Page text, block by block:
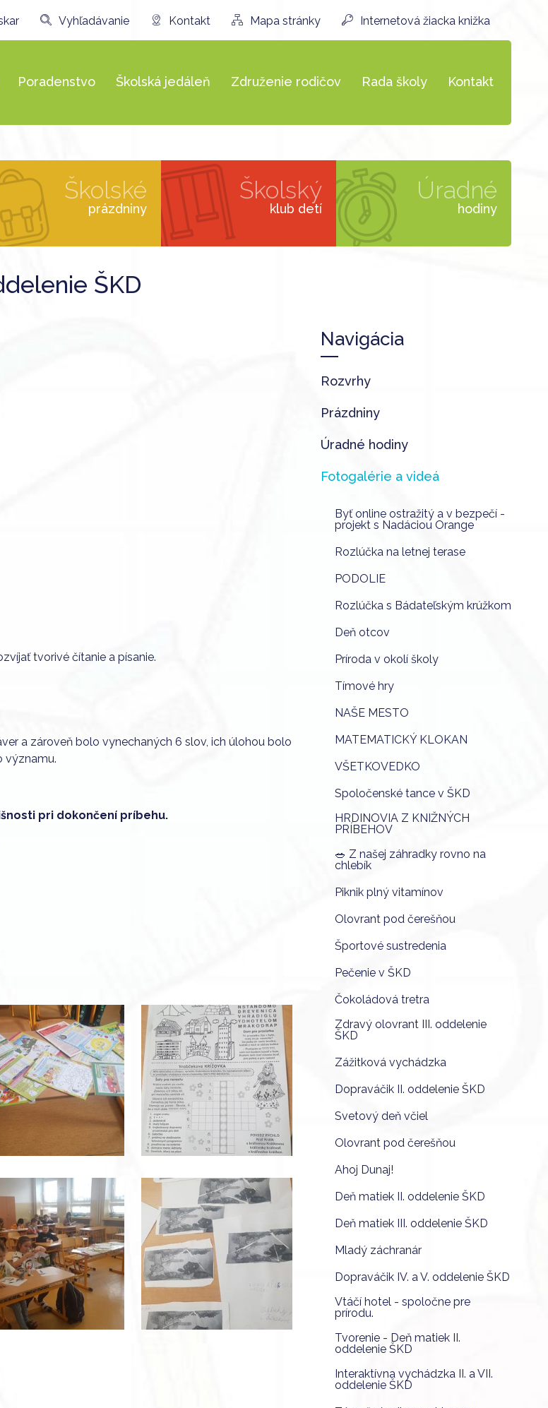
Vyhľadávanie Kontakt Mapa stránky Internetová žiacka knižka
Poradenstvo Školská jedáleň Združenie rodičov Rada školy Kontakt
Školské
prázdniny
Školský
klub detí
Úradné
hodiny
ŠKD
tvorivé čítanie a písanie.
a zároveň bolo vynechaných 6 slov, ich úlohou bolo
významu.
pri dokončení príbehu.
Navigácia
Rozvrhy
Prázdniny
Úradné hodiny
Fotogalérie a videá
Byť online ostražitý a v bezpečí -
projekt s Nadáciou Orange
Rozlúčka na letnej terase
PODOLIE
Rozlúčka s Bádateľským krúžkom
Deň otcov
Príroda v okolí školy
Tímové hry
NAŠE MESTO
MATEMATICKÝ KLOKAN
VŠETKOVEDKO
Spoločenské tance v ŠKD
HRDINOVIA Z KNIŽNÝCH
PRÍBEHOV
🥗 Z našej záhradky rovno na
chlebík
Piknik plný vitamínov
Olovrant pod čerešňou
Športové sustredenia
Pečenie v ŠKD
Čokoládová tretra
Zdravý olovrant III. oddelenie
ŠKD
Zážitková vychádzka
Dopraváčik II. oddelenie ŠKD
Svetový deň včiel
Olovrant pod čerešňou
Ahoj Dunaj!
Deň matiek II. oddelenie ŠKD
Deň matiek III. oddelenie ŠKD
Mladý záchranár
Dopraváčik IV. a V. oddelenie ŠKD
Vtáčí hotel - spoločne pre
prírodu.
Tvorenie - Deň matiek II.
oddelenie ŠKD
Interaktívna vychádzka II. a VII.
oddelenie ŠKD